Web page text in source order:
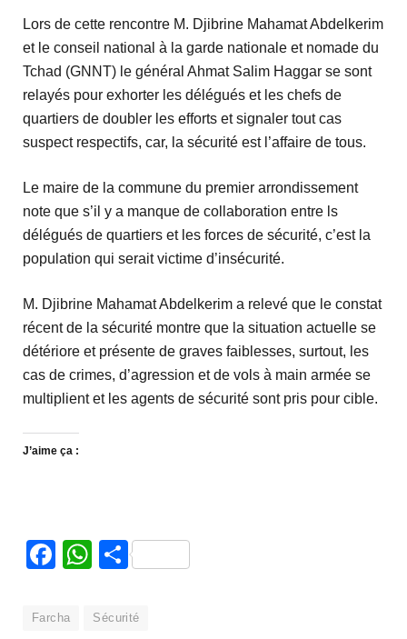
Lors de cette rencontre M. Djibrine Mahamat Abdelkerim
et le conseil national à la garde nationale et nomade du
Tchad (GNNT) le général Ahmat Salim Haggar se sont
relayés pour exhorter les délégués et les chefs de
quartiers de doubler les efforts et signaler tout cas
suspect respectifs, car, la sécurité est l’affaire de tous.
Le maire de la commune du premier arrondissement
note que s’il y a manque de collaboration entre ls
délégués de quartiers et les forces de sécurité, c’est la
population qui serait victime d’insécurité.
M. Djibrine Mahamat Abdelkerim a relevé que le constat
récent de la sécurité montre que la situation actuelle se
détériore et présente de graves faiblesses, surtout, les
cas de crimes, d’agression et de vols à main armée se
multiplient et les agents de sécurité sont pris pour cible.
J’aime ça :
Facebook
WhatsApp
Partager
Farcha Sécurité